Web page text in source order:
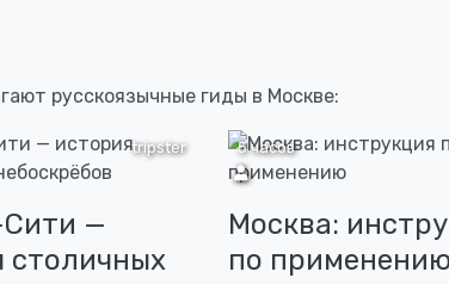
русскоязычные гиды в Москве:
tripster
—
столичных
5 часов
Москва:
по применению